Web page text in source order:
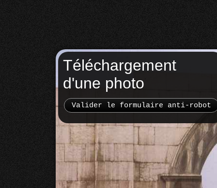
Téléchargement
d'une photo